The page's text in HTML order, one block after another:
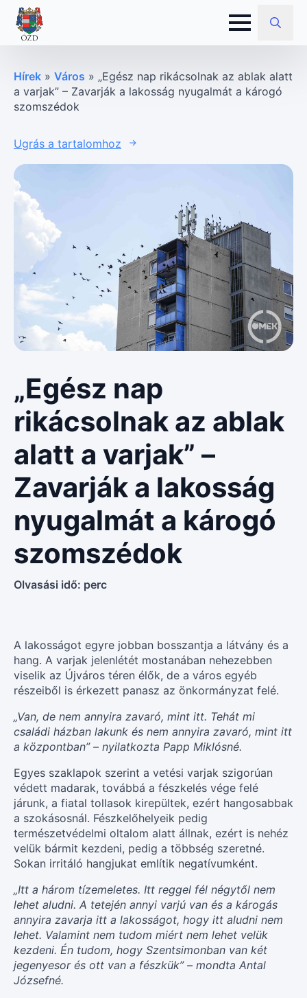
Search
Hírek » Város » „Egész nap rikácsolnak az ablak alatt
a varjak” – Zavarják a lakosság nyugalmát a károgó
szomszédok
Ugrás a tartalomhoz
„Egész nap
rikácsolnak az ablak
alatt a varjak” –
Zavarják a lakosság
nyugalmát a károgó
szomszédok
Olvasási idő: perc
A lakosságot egyre jobban bosszantja a látvány és a
hang. A varjak jelenlétét mostanában nehezebben
viselik az Újváros téren élők, de a város egyéb
részeiből is érkezett panasz az önkormányzat felé.
„Van, de nem annyira zavaró, mint itt. Tehát mi
családi házban lakunk és nem annyira zavaró, mint itt
a központban” – nyilatkozta Papp Miklósné.
Egyes szaklapok szerint a vetési varjak szigorúan
védett madarak, továbbá a fészkelés vége felé
járunk, a fiatal tollasok kirepültek, ezért hangosabbak
a szokásosnál. Fészkelőhelyeik pedig
természetvédelmi oltalom alatt állnak, ezért is nehéz
velük bármit kezdeni, pedig a többség szeretné.
Sokan irritáló hangjukat említik negatívumként.
„Itt a három tízemeletes. Itt reggel fél négytől nem
lehet aludni. A tetején annyi varjú van és a károgás
annyira zavarja itt a lakosságot, hogy itt aludni nem
lehet. Valamint nem tudom miért nem lehet velük
kezdeni. Én tudom, hogy Szentsimonban van két
jegenyesor és ott van a fészkük” – mondta Antal
Józsefné.